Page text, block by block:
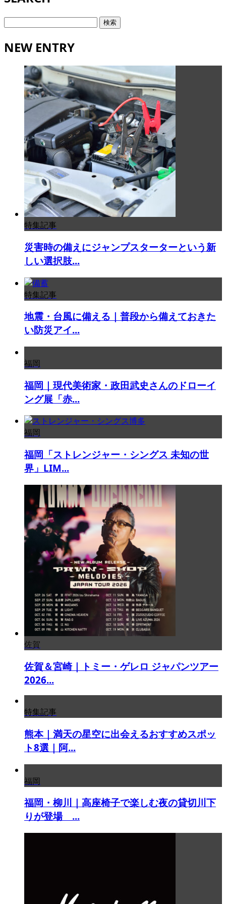
検
NEW ENTRY
特集記事
災害時の備えにジャンプスターターという新
しい選択肢...
特集記事
地震・台風に備える｜普段から備えておきた
い防災アイ...
福岡
福岡｜現代美術家・政田武史さんのドローイ
ング展「赤...
福岡
福岡「ストレンジャー・シングス 未知の世
界」LIM...
佐賀
佐賀＆宮崎｜トミー・ゲレロ ジャパンツアー
2026...
特集記事
熊本｜満天の星空に出会えるおすすめスポッ
ト8選｜阿...
福岡
福岡・柳川｜高座椅子で楽しむ夜の貸切川下
りが登場 ...